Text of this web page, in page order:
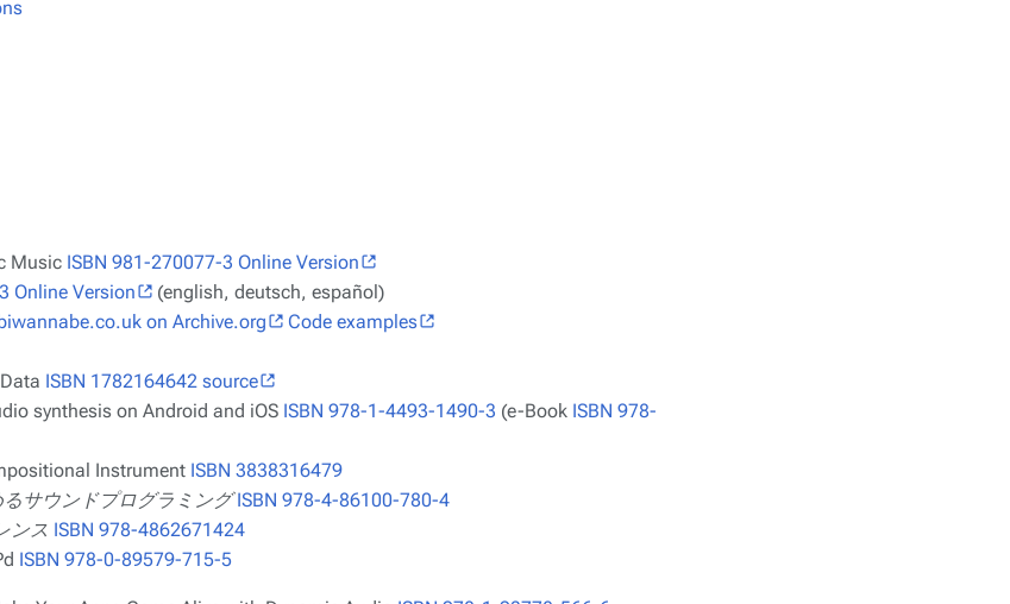
Music ISBN 981-270077-3 Online Version
Online Version
(english, deutsch, español)
on Archive.org
Code examples
ISBN 1782164642 source
synthesis on Android and iOS ISBN 978-1-4493-1490-3 (e-Book ISBN 978-
Instrument ISBN 3838316479
サウンドプログラミング ISBN 978-4-86100-780-4
ンス ISBN 978-4862671424
ISBN 978-0-89579-715-5